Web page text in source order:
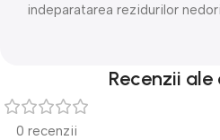
indeparatarea rezidurilor
Recenzii
0 recenzii